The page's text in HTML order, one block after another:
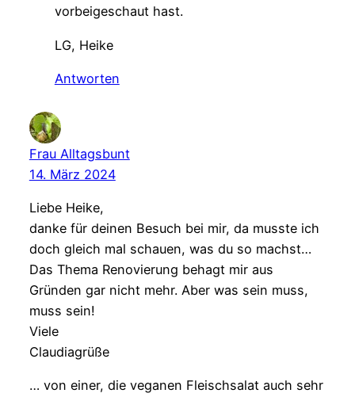
vorbeigeschaut hast.
LG, Heike
Antworten
Frau Alltagsbunt
14. März 2024
Liebe Heike,
danke für deinen Besuch bei mir, da musste ich
doch gleich mal schauen, was du so machst…
Das Thema Renovierung behagt mir aus
Gründen gar nicht mehr. Aber was sein muss,
muss sein!
Viele
Claudiagrüße
… von einer, die veganen Fleischsalat auch sehr